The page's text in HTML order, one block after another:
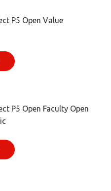
P5 Open Value
P5 Open Faculty Open